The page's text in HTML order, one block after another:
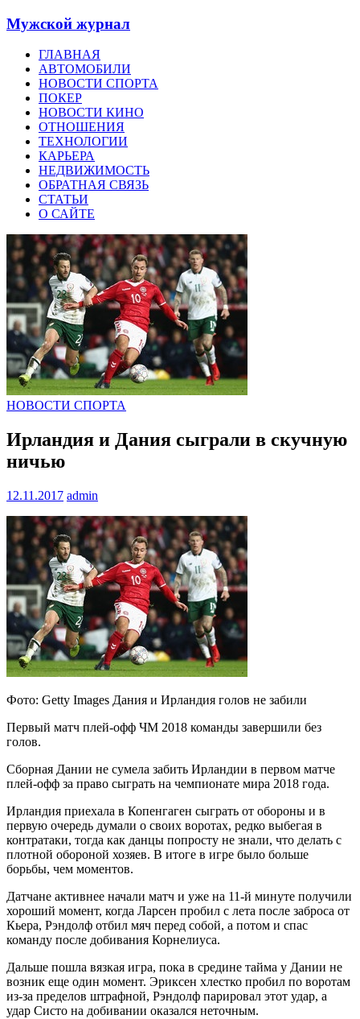
Мужской журнал
ГЛАВНАЯ
АВТОМОБИЛИ
НОВОСТИ СПОРТА
ПОКЕР
НОВОСТИ КИНО
ОТНОШЕНИЯ
ТЕХНОЛОГИИ
КАРЬЕРА
НЕДВИЖИМОСТЬ
ОБРАТНАЯ СВЯЗЬ
СТАТЬИ
О САЙТЕ
НОВОСТИ СПОРТА
Ирландия и Дания сыграли в скучную
ничью
12.11.2017 admin
Фото: Getty Images Дания и Ирландия голов не забили
Первый матч плей-офф ЧМ 2018 команды завершили без
голов.
Сборная Дании не сумела забить Ирландии в первом матче
плей-офф за право сыграть на чемпионате мира 2018 года.
Ирландия приехала в Копенгаген сыграть от обороны и в
первую очередь думали о своих воротах, редко выбегая в
контратаки, тогда как данцы попросту не знали, что делать с
плотной обороной хозяев. В итоге в игре было больше
борьбы, чем моментов.
Датчане активнее начали матч и уже на 11-й минуте получили
хороший момент, когда Ларсен пробил с лета после заброса от
Кьера, Рэндолф отбил мяч перед собой, а потом и спас
команду после добивания Корнелиуса.
Дальше пошла вязкая игра, пока в средине тайма у Дании не
возник еще один момент. Эриксен хлестко пробил по воротам
из-за пределов штрафной, Рэндолф парировал этот удар, а
удар Систо на добивании оказался неточным.